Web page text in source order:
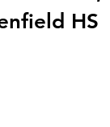
HS